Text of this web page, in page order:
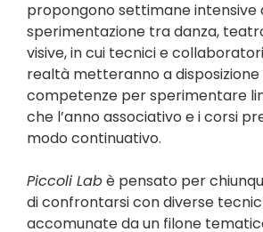
propongono settimane intensive
sperimentazione tra danza,
visive, in cui tecnici e
realtà metteranno a
competenze per sperimentare
che l’anno associativo e i corsi
modo continuativo.
Piccoli Labè pensato per
di confrontarsi con diverse
accomunate da un filone